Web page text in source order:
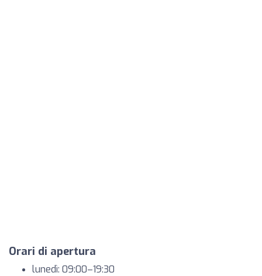
Orari di apertura
lunedì: 09:00–19:30